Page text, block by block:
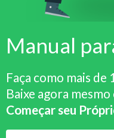
Manual
Faça como mais
Baixe agora mesmo
Começar seu